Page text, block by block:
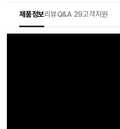
제품정보리뷰Q&A 29고객지원